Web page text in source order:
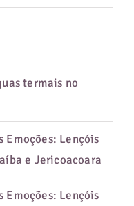
termais no
Emoções: Lençóis
e Jericoacoara
Emoções: Lençóis